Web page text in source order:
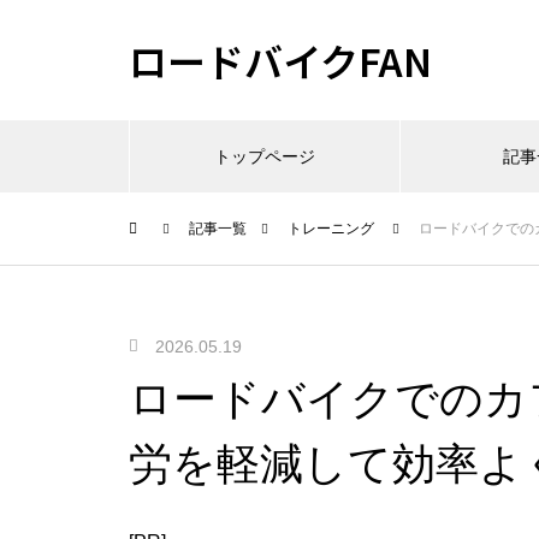
ロードバイクFAN
トップページ 記
記事一覧 トレーニング ロードバイクで
2026.05.19
ロードバイクでの
労を軽減して効率よ